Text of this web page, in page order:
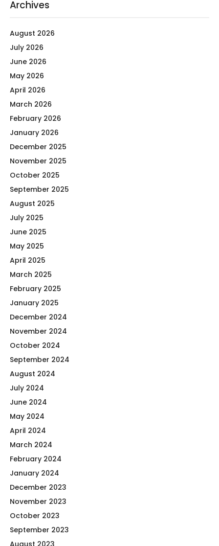
Archives
August 2026
July 2026
June 2026
May 2026
April 2026
March 2026
February 2026
January 2026
December 2025
November 2025
October 2025
September 2025
August 2025
July 2025
June 2025
May 2025
April 2025
March 2025
February 2025
January 2025
December 2024
November 2024
October 2024
September 2024
August 2024
July 2024
June 2024
May 2024
April 2024
March 2024
February 2024
January 2024
December 2023
November 2023
October 2023
September 2023
August 2023